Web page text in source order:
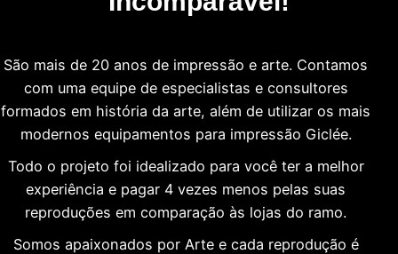
São mais de 20 anos de impressão e arte. Contamos
com uma equipe de especialistas e consultores
formados em história da arte, além de utilizar os mais
modernos equipamentos para impressão Giclée.
Todo o projeto foi idealizado para você ter a melhor
experiência e pagar 4 vezes menos pelas suas
reproduções em comparação às lojas do ramo.
Somos apaixonados por Arte e cada reprodução é